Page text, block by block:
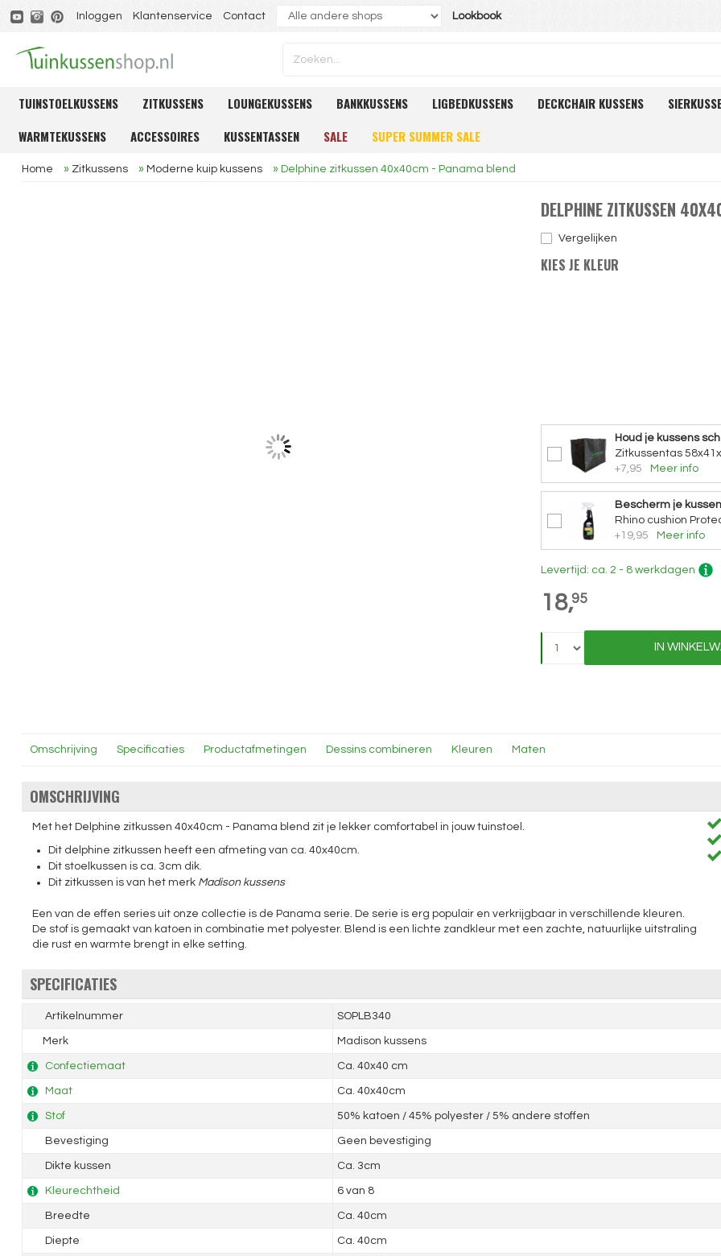
Inloggen Klantenservice Contact Lookbook
TUINSTOELKUSSENS ZITKUSSENS LOUNGEKUSSENS BANKKUSSENS LIGBEDKUSSENS DECKCHAIR KUSSENS
WARMTEKUSSENS
ACCESSOIRES KUSSENTASSEN SALE SUPER SUMMER SALE
Home » Zitkussens » Moderne kuip kussens » Delphine zitkussen 40x40cm - Panama blend
DELPHINE ZITKUSSEN
Vergelijken
KIES JE KLEUR
Houd je kussens
Zitkussentas
+7,95
Meer info
Bescherm je
Rhino cushion
+19,95
Meer info
Levertijd: ca. 2 - 8 werkdagen
18,95
IN
Omschrijving Specificaties Productafmetingen Dessins combineren Kleuren Maten
OMSCHRIJVING
Met het Delphine zitkussen 40x40cm - Panama blend zit je lekker comfortabel in jouw tuinstoel.
Dit delphine zitkussen heeft een afmeting van ca. 40x40cm.
Dit stoelkussen is ca. 3cm dik.
Dit zitkussen is van het merk Madison kussens
Een van de effen series uit onze collectie is de Panama serie. De serie is erg populair en verkrijgbaar in verschillende kleuren.
De stof is gemaakt van katoen in combinatie met polyester. Blend is een lichte zandkleur met een zachte, natuurlijke uitstraling
die rust en warmte brengt in elke setting.
SPECIFICATIES
Artikelnummer SOPLB340
Merk Madison kussens
Confectiemaat Ca. 40x40 cm
Maat Ca. 40x40cm
Stof 50% katoen / 45% polyester / 5% andere stoffen
Bevestiging Geen bevestiging
Dikte kussen Ca. 3cm
Kleurechtheid 6 van 8
Breedte Ca. 40cm
Diepte Ca. 40cm